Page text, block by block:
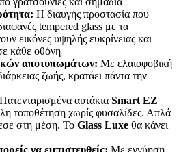
Η διαυγής προστασία που
tempered glass με τα
εικόνες υψηλής ευκρίνειας και
κάθε οθόνη
αποτυπωμάτων: Με ελαιοφοβική
ζωής, κρατάει πάντα την
Πατενταρισμένα αυτάκια Smart EZ
τοποθέτηση χωρίς φυσαλίδες. Απλά
στη μέση. Το Glass Luxe θα κάνει